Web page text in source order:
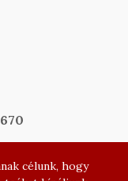
célunk, hogy